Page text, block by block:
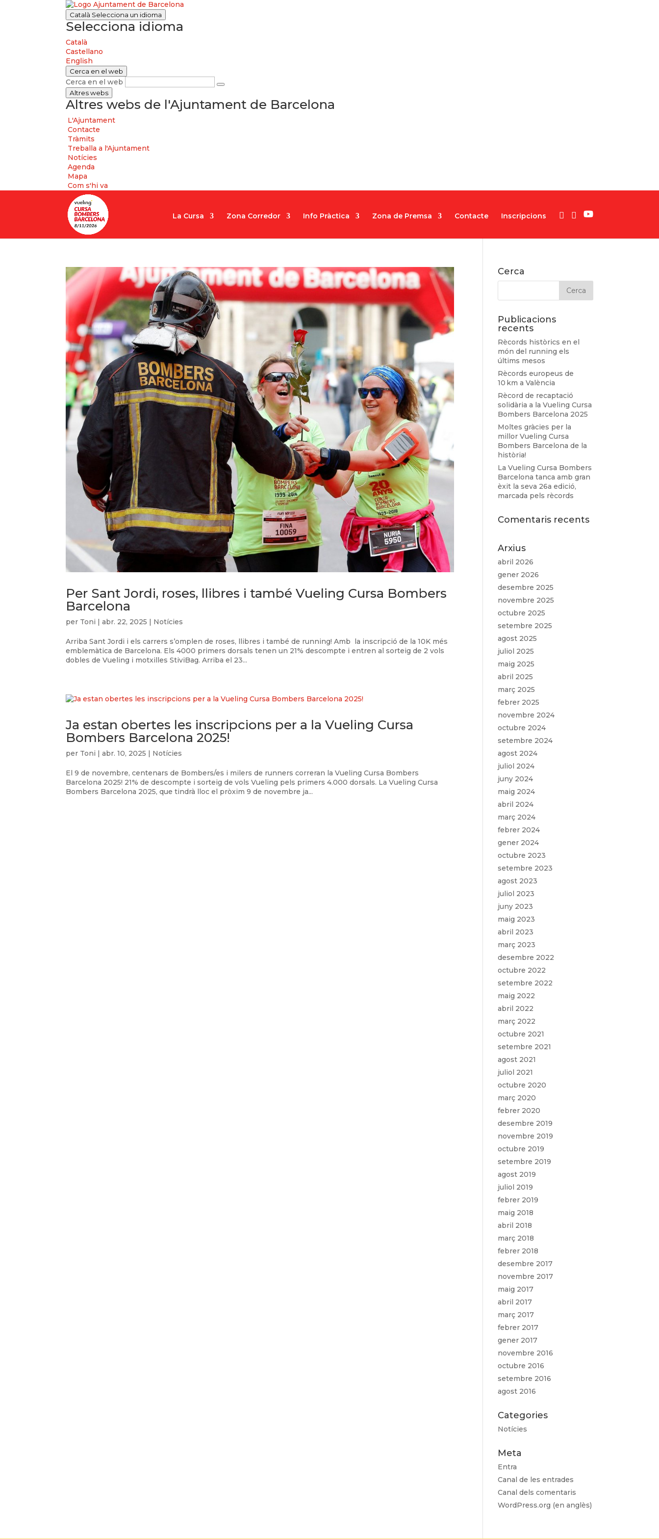
Català Selecciona un idioma
Selecciona idioma
Català
Castellano
English
Cerca en el web
Cerca en el web
Altres webs
Altres webs de l'Ajuntament de Barcelona
L'Ajuntament
Contacte
Tràmits
Treballa a l'Ajuntament
Notícies
Agenda
Mapa
Com s'hi va
La Cursa Zona Corredor Info Pràctica Zona de Premsa Contacte Inscripcions
Per Sant Jordi, roses, llibres i també Vueling Cursa Bombers
Barcelona
per Toni |abr. 22, 2025 | Notícies
Arriba Sant Jordi i els carrers s’omplen de roses, llibres i també de running! Amb la inscripció de la 10K més
emblemàtica de Barcelona. Els 4000 primers dorsals tenen un 21% descompte i entren al sorteig de 2 vols
dobles de Vueling i motxilles StiviBag. Arriba el 23...
Ja estan obertes les inscripcions per a la Vueling Cursa
Bombers Barcelona 2025!
per Toni |abr. 10, 2025 | Notícies
El 9 de novembre, centenars de Bombers/es i milers de runners correran la Vueling Cursa Bombers
Barcelona 2025! 21% de descompte i sorteig de vols Vueling pels primers 4.000 dorsals. La Vueling Cursa
Bombers Barcelona 2025, que tindrà lloc el pròxim 9 de novembre ja...
Cerca
Publicacions
recents
Rècords històrics en el
món del running els
últims mesos
Rècords europeus de
10 km a València
Rècord de recaptació
solidària a la Vueling Cursa
Bombers Barcelona 2025
Moltes gràcies per la
millor Vueling Cursa
Bombers Barcelona de la
història!
La Vueling Cursa Bombers
Barcelona tanca amb gran
èxit la seva 26a edició,
marcada pels rècords
Comentaris recents
Arxius
abril 2026
gener 2026
desembre 2025
novembre 2025
octubre 2025
setembre 2025
agost 2025
juliol 2025
maig 2025
abril 2025
març 2025
febrer 2025
novembre 2024
octubre 2024
setembre 2024
agost 2024
juliol 2024
juny 2024
maig 2024
abril 2024
març 2024
febrer 2024
gener 2024
octubre 2023
setembre 2023
agost 2023
juliol 2023
juny 2023
maig 2023
abril 2023
març 2023
desembre 2022
octubre 2022
setembre 2022
maig 2022
abril 2022
març 2022
octubre 2021
setembre 2021
agost 2021
juliol 2021
octubre 2020
març 2020
febrer 2020
desembre 2019
novembre 2019
octubre 2019
setembre 2019
agost 2019
juliol 2019
febrer 2019
maig 2018
abril 2018
març 2018
febrer 2018
desembre 2017
novembre 2017
maig 2017
abril 2017
març 2017
febrer 2017
gener 2017
novembre 2016
octubre 2016
setembre 2016
agost 2016
Categories
Notícies
Meta
Entra
Canal de les entrades
Canal dels comentaris
WordPress.org (en anglès)